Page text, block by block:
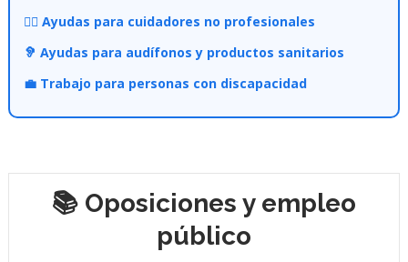
👩‍⚕️ Ayudas para cuidadores no profesionales
🦻 Ayudas para audífonos y productos sanitarios
💼 Trabajo para personas con discapacidad
📚 Oposiciones y empleo
público